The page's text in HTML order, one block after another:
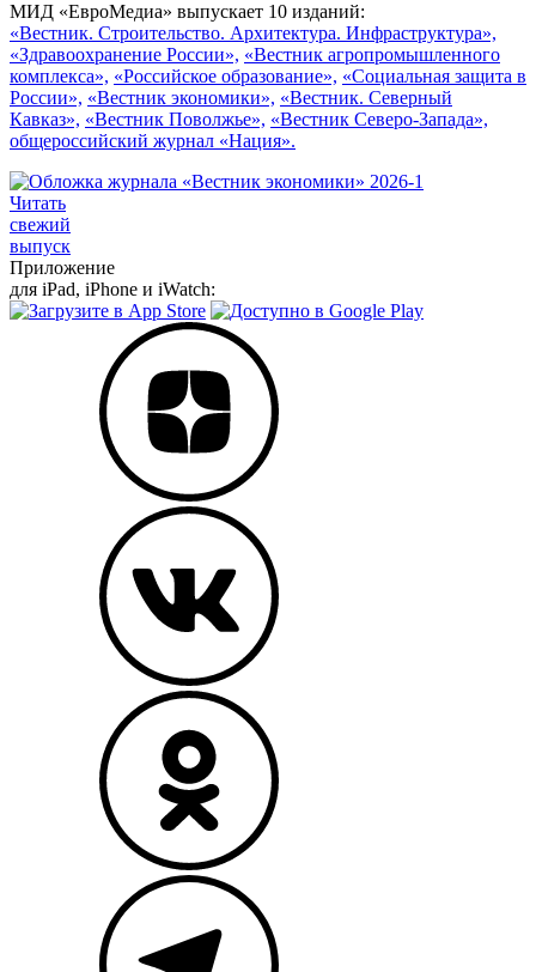
МИД «ЕвроМедиа» выпускает 10 изданий:
«Вестник. Строительство. Архитектура. Инфраструктура»,
«Здравоохранение России», «Вестник агропромышленного
комплекса», «Российское образование», «Социальная защита в
России», «Вестник экономики», «Вестник. Северный
Кавказ», «Вестник Поволжье», «Вестник Северо-Запада»,
общероссийский журнал «Нация».
Читать
свежий
выпуск
Приложение
для iPad, iPhone и iWatch: